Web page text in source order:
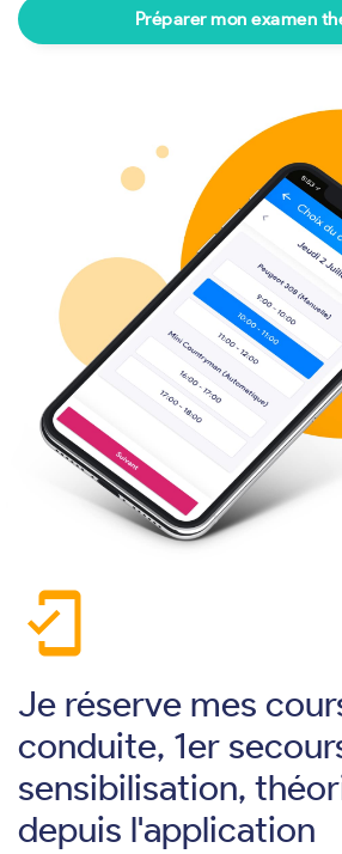
Préparer mon examen
mobile_friendly
Je réserve mes
conduite, 1er
sensibilisation,
depuis l'application